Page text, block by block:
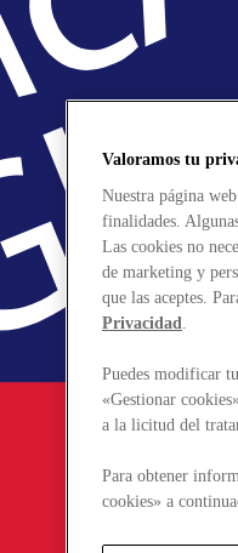
Valoramos tu
Nuestra página
finalidades.
Las cookies no
de marketing y
que las aceptes.
Privacidad.
Puedes modificar
«Gestionar
a la licitud del
Para obtener
cookies» a